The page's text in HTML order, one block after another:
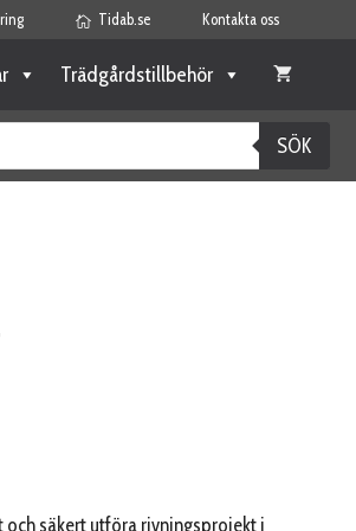
Tidab.se Kontakta oss
Trädgårdstillbehör
SÖK
säkert utföra rivningsprojekt i